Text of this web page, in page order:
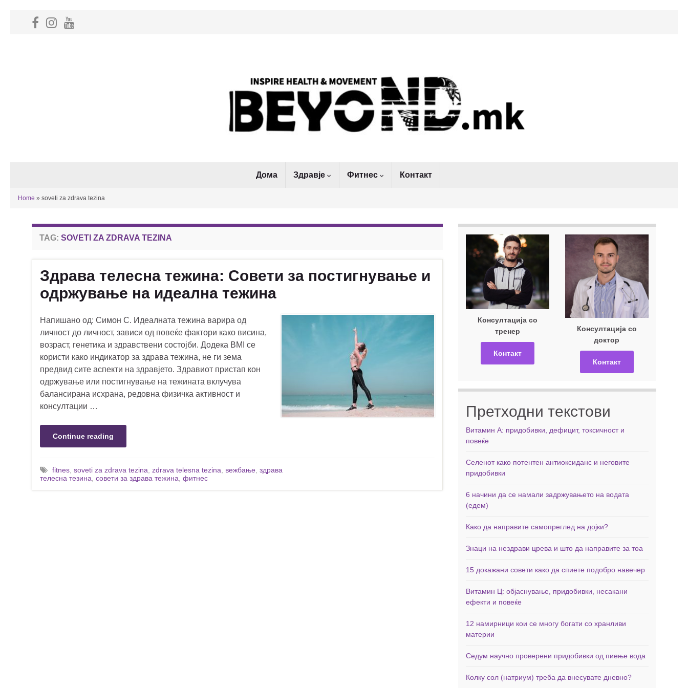
Дома Здравје Фитнес Контакт
Home » soveti za zdrava tezina
TAG: SOVETI ZA ZDRAVA TEZINA
Здрава телесна тежина: Совети за постигнување и
одржување на идеална тежина
Напишано од: Симон С. Идеалната тежина варира од
личност до личност, зависи од повеќе фактори како висина,
возраст, генетика и здравствени состојби. Додека BMI се
користи како индикатор за здрава тежина, не ги зема
предвид сите аспекти на здравјето. Здравиот пристап кон
одржување или постигнување на тежината вклучува
балансирана исхрана, редовна физичка активност и
консултации …
Continue reading
fitnes soveti za zdrava tezina zdrava telesna tezina вежбање здрава
телесна тезина совети за здрава тежина фитнес
Консултација со
тренер
Контакт
Консултација со
доктор
Контакт
Претходни текстови
Витамин А: придобивки, дефицит, токсичност и
повеќе
Селенот како потентен антиоксиданс и неговите
придобивки
6 начини да се намали задржувањето на водата
(едем)
Како да направите самопреглед на дојки?
Знаци на нездрави црева и што да направите за тоа
15 докажани совети како да спиете подобро навечер
Витамин Ц: објаснување, придобивки, несакани
ефекти и повеќе
12 намирници кои се многу богати со хранливи
материи
Седум научно проверени придобивки од пиење вода
Колку сол (натриум) треба да внесувате дневно?